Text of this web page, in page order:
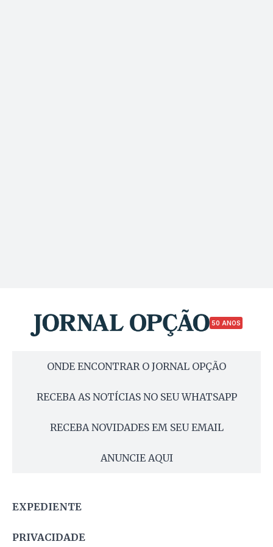
50 ANOS
ONDE ENCONTRAR O JORNAL OPÇÃO
RECEBA AS NOTÍCIAS NO SEU WHATSAPP
RECEBA NOVIDADES EM SEU EMAIL
ANUNCIE AQUI
EXPEDIENTE
PRIVACIDADE